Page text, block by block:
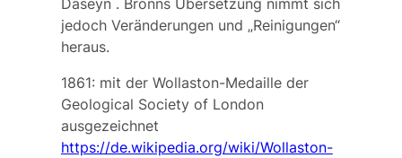
Daseyn. Bronns Übersetzung nimmt sich
jedoch Veränderungen und „Reinigungen“
heraus.
1861: mit der Wollaston-Medaille der
Geological Society of London
ausgezeichnet
https://de.wikipedia.org/wiki/Wollaston-